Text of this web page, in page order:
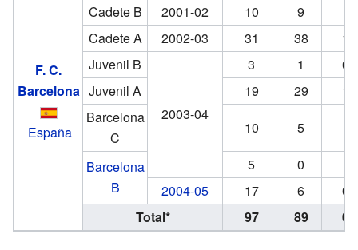
F. C.
Barcelona
España
Cadete B
2001-02 10 9
Cadete A
2002-03 31 38
Juvenil B
2003-04
3 1
Juvenil A
19 29
Barcelona
C
10 5
Barcelona
B
5 0
2004-05
17 6
Total*
97 89